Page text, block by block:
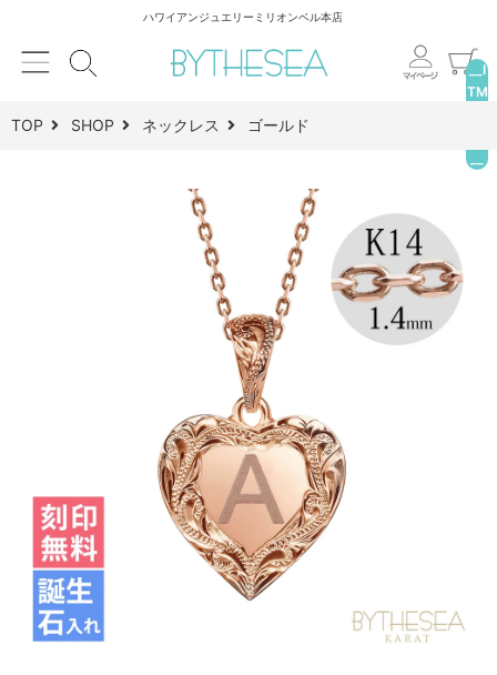
ハワイアンジュエリーミリオンベル本店
__I
TM
TOP SHOP ネックレス ゴールド